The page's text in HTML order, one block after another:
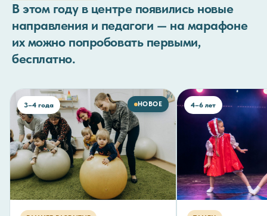
В этом году в центре появились новые
направления и педагоги — на марафоне
их можно попробовать первыми,
бесплатно.
3–4 года НОВОЕ 4–6 лет